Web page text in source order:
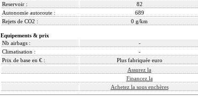
Reservoir :
82
Autonomie autoroute :
689
Rejets de CO2 :
0 g/km
Equipements & prix
Nb airbags :
-
Climatisation :
-
Prix de base en € :
Plus fabriquée euro
Assurez la
Financez la
Achetez la sous enchères